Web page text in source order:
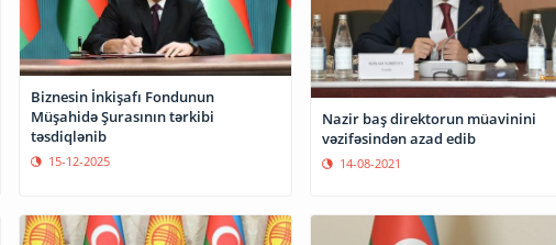
Biznesin İnkişafı Fondunun
Müşahidə Şurasının tərkibi
təsdiqlənib
15-12-2025
Nazir baş direktorun müavinini
vəzifəsindən azad edib
14-08-2021